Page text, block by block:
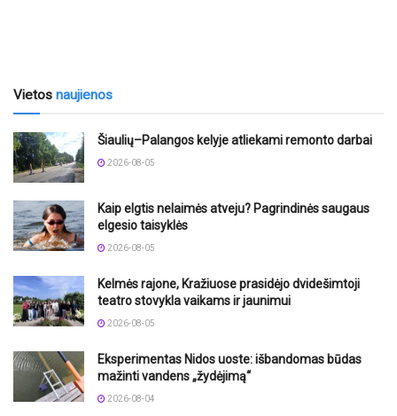
Vietos naujienos
Šiaulių–Palangos kelyje atliekami remonto darbai
2026-08-05
Kaip elgtis nelaimės atveju? Pagrindinės saugaus
elgesio taisyklės
2026-08-05
Kelmės rajone, Kražiuose prasidėjo dvidešimtoji
teatro stovykla vaikams ir jaunimui
2026-08-05
Eksperimentas Nidos uoste: išbandomas būdas
mažinti vandens „žydėjimą“
2026-08-04